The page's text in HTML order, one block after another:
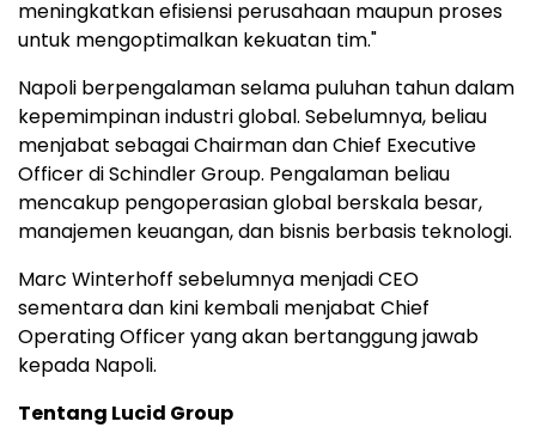
meningkatkan efisiensi perusahaan maupun proses
untuk mengoptimalkan kekuatan tim."
Napoli berpengalaman selama puluhan tahun dalam
kepemimpinan industri global. Sebelumnya, beliau
menjabat sebagai Chairman dan Chief Executive
Officer di Schindler Group. Pengalaman beliau
mencakup pengoperasian global berskala besar,
manajemen keuangan, dan bisnis berbasis teknologi.
Marc Winterhoff sebelumnya menjadi CEO
sementara dan kini kembali menjabat Chief
Operating Officer yang akan bertanggung jawab
kepada Napoli.
Tentang Lucid Group